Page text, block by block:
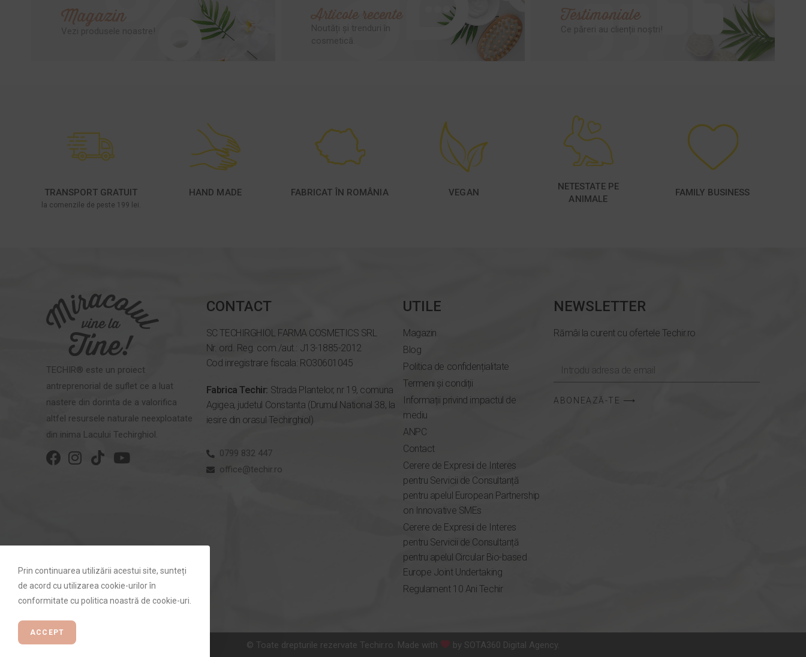
Magazin
Vezi produsele noastre!
Articole recente
Noutăți și trenduri în
cosmetică.
Testimoniale
Ce păreri au clienții noștri!
TRANSPORT GRATUIT
la comenzile de peste 199 lei.
HAND MADE FABRICAT ÎN ROMÂNIA VEGAN
NETESTATE PE
ANIMALE
FAMILY BUSINESS
TECHIR® este un proiect
antreprenorial de suflet ce a luat
nastere din dorinta de a valorifica
altfel resursele naturale neexploatate
din inima Lacului Techirghiol.
CONTACT
SC TECHIRGHIOL FARMA COSMETICS SRL
Nr. ord. Reg. com./aut.: J13-1885-2012
Cod inregistrare fiscala: RO30601045
Fabrica Techir: Strada Plantelor, nr 19, comuna
Agigea, judetul Constanta (Drumul National 38, la
iesire din orasul Techirghiol)
0799 832 447
office@techir.ro
UTILE
Magazin
Blog
Politica de confidențialitate
Termeni și condiții
Informații privind impactul de
mediu
ANPC
Contact
Cerere de Expresii de Interes
pentru Servicii de Consultanță
pentru apelul European Partnership
on Innovative SMEs
Cerere de Expresii de Interes
pentru Servicii de Consultanță
pentru apelul Circular Bio-based
Europe Joint Undertaking
Regulament 10 Ani Techir
NEWSLETTER
Rămâi la curent cu ofertele Techir.ro
ABONEAZĂ-TE ⟶
© Toate drepturile rezervate Techir.ro. Made with by SOTA360 Digital Agency.
Prin continuarea utilizării acestui site, sunteți
de acord cu utilizarea cookie-urilor în
conformitate cu politica noastră de cookie-uri.
ACCEPT